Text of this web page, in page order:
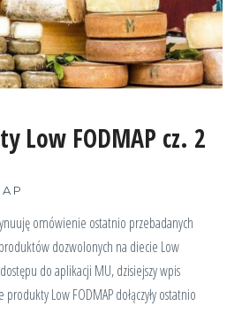
Low FODMAP cz. 2
omówienie ostatnio przebadanych
dozwolonych na diecie Low
do aplikacji MU, dzisiejszy wpis
Low FODMAP dołączyły ostatnio